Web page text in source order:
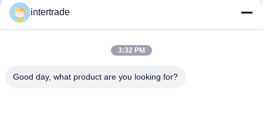
προσαρμοσμένες λύσεις για να ανταποκρίνονται στις απαιτήσεις των
86-28-37561966-8:00
intertrade
3:32 PM
Good day, what product are you looking for?